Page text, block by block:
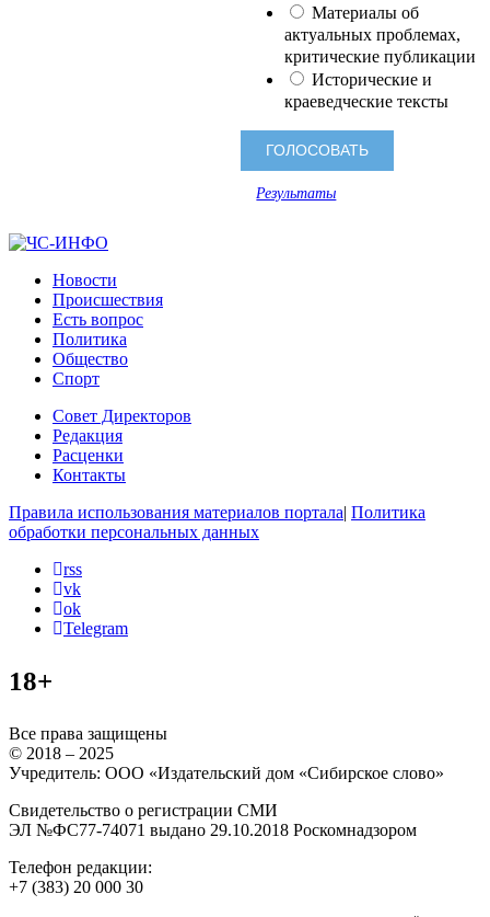
Материалы об
актуальных проблемах,
критические публикации
Исторические и
краеведческие тексты
Результаты
Новости
Происшествия
Есть вопрос
Политика
Общество
Спорт
Совет Директоров
Редакция
Расценки
Контакты
Правила использования материалов портала| Политика
обработки персональных данных
rss
vk
ok
Telegram
18+
Все права защищены
© 2018 – 2025
Учредитель: ООО «Издательский дом «Сибирское слово»
Свидетельство о регистрации СМИ
ЭЛ №ФС77-74071 выдано 29.10.2018 Роскомнадзором
Телефон редакции:
+7 (383) 20 000 30